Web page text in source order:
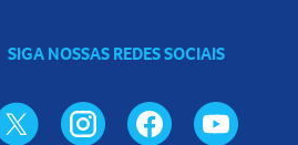
SIGA NOSSAS REDES SOCIAIS